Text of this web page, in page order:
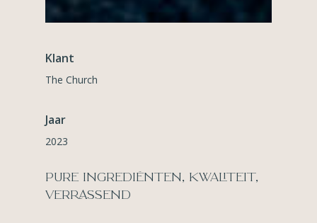
Klant
The Church
Jaar
2023
PURE INGREDIËNTEN, KWALITEIT,
VERRASSEND